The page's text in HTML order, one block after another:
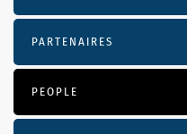
PARTENAIRES
PEOPLE